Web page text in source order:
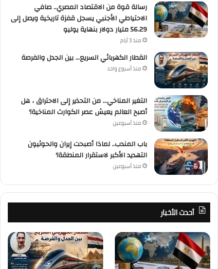
رسالة قوة من الاقتصاد المصري.. صافي
الاحتياطي الأجنبي يسجل قفزة تاريخية ويصل إلى
56.29 مليار دولار بنهاية يوليو
منذ 3 أيام
القطار الكهربائي السريع… بين الجدل والفرصة
منذ أسبوع واحد
التغير المناخي… من التحذير إلى الاحتراق ، هل
أصبح العالم يعيش عصر الكوارث المناخية؟
منذ أسبوعين
باب المندب.. لماذا أصبحت إيران والحوثيون
التهديد الأكبر لاستقرار المنطقة؟
منذ أسبوعين
أحدث الأخبار